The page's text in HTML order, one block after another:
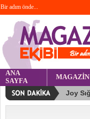
Bir adım önde...
ANA
SAYFA
MAGAZİN